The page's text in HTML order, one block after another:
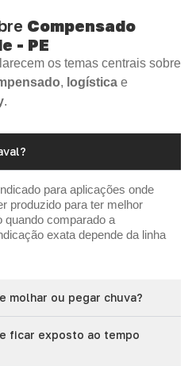
Compensado
- PE
os temas centrais sobre
, logística e
.
para aplicações onde
produzido para ter melhor
quando comparado a
exata depende da linha
molhar ou pegar chuva?
ficar exposto ao tempo